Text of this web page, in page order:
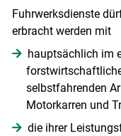
Fuhrwerksdienste
erbracht werden mit
hauptsächlich im
selbstfahrenden
Motorkarren und
die ihrer